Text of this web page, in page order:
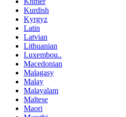
Kurdish
Kyrgyz
Latin
Latvian
Lithuanian
Luxembou..
Macedonian
Malagasy
Malay
Malayalam
Maltese
Maori